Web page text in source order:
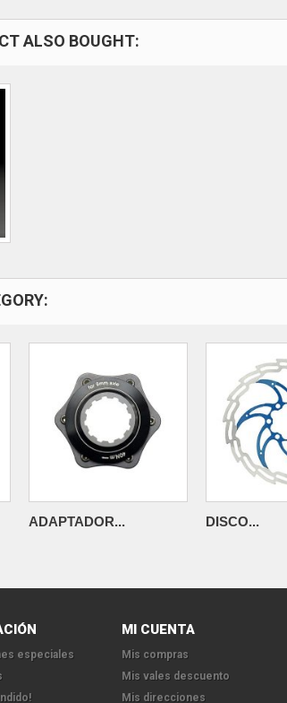
ALSO BOUGHT:
ADAPTADOR... DISCO...
especiales
MI CUENTA
Mis compras
Mis vales descuento
Mis direcciones